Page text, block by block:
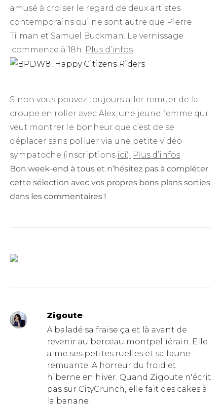
amusé à croiser le regard de deux artistes
contemporains qui ne sont autre que Pierre
Tilman et Samuel Buckman. Le vernissage
commence à 18h. Plus d’infos
Sinon vous pouvez toujours aller remuer de la
croupe en roller avec Alex, une jeune femme qui
veut montrer le bonheur que c’est de se
déplacer sans polluer via une petite vidéo
sympatoche (inscriptions ici). Plus d’infos
Bon week-end à tous et n’hésitez pas à compléter
cette sélection avec vos propres bons plans sorties
dans les commentaires !
Zigoute
A baladé sa fraise ça et là avant de
revenir au berceau montpelliérain. Elle
aime ses petites ruelles et sa faune
remuante. A horreur du froid et
hiberne en hiver. Quand Zigoute n'écrit
pas sur CityCrunch, elle fait des cakes à
la banane